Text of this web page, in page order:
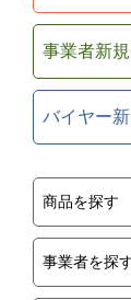
事業者新
バイヤー
商品を探す
事業者を探